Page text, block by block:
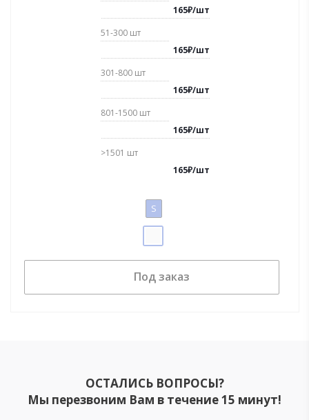
165₽/шт
51-300 шт
165₽/шт
301-800 шт
165₽/шт
801-1500 шт
165₽/шт
>1501 шт
165₽/шт
S
Под заказ
ОСТАЛИСЬ ВОПРОСЫ?
Мы перезвоним Вам в течение 15 минут!